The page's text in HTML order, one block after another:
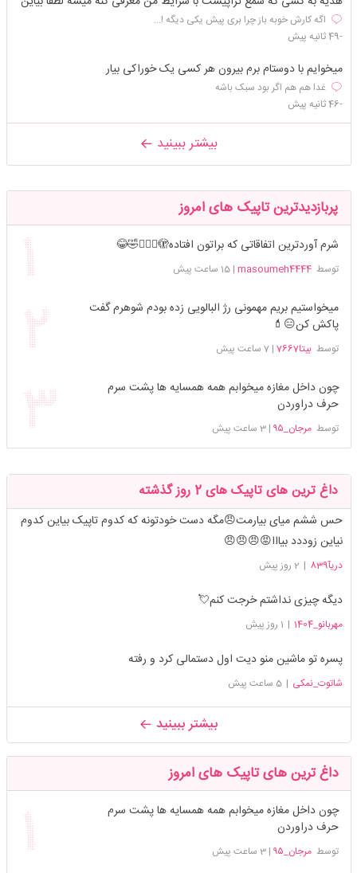
اگه کارش خوبه باز چرا بری پیش یکی دیگه !...
-49 ثانیه پیش
میخوایم با دوستام برم بیرون هر کسی یک خوراکی بیار
غدا هم هم اگر بود سبک باشه
-46 ثانیه پیش
بیشتر ببینید
پربازدیدترین تاپیک های امروز
شرم آوردترین اتفاقاتی که براتون افتاده🫣🤦🏻‍♀️🤣😂
توسطmasoumeh4444
|15 ساعت پیش
میخواستیم بریم مهمونی رژ البالویی زده بودم شوهرم گفت
پاکش کن😑💄
توسطبیتا7667 |7 ساعت پیش
چون داخل مغازه میخوابم همه همسایه ها پشت سرم
حرف دراوردن
توسطمرجان_۹۵ |3 ساعت پیش
داغ ترین های تاپیک های 2 روز گذشته
حس ششم میای بیارمت😠مگه دست خودتونه که کدوم تاپیک بیاین کدوم
نیاین زوددد بیااا😡😠😠😠
دریآ839 | 2 روز پیش
دیگه چیزی نداشتم خرجت کنم💘
مهربانو_1404 | 1 روز پیش
پسره تو ماشین منو دیت اول دستمالی کرد و رفته
شاتوت_نمکی | 5 ساعت پیش
بیشتر ببینید
داغ ترین های تاپیک های امروز
چون داخل مغازه میخوابم همه همسایه ها پشت سرم
حرف دراوردن
توسطمرجان_۹۵ |3 ساعت پیش